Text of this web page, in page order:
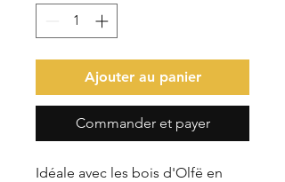
Ajouter au panier
Commander et payer
Idéale avec les bois d'Olfë en